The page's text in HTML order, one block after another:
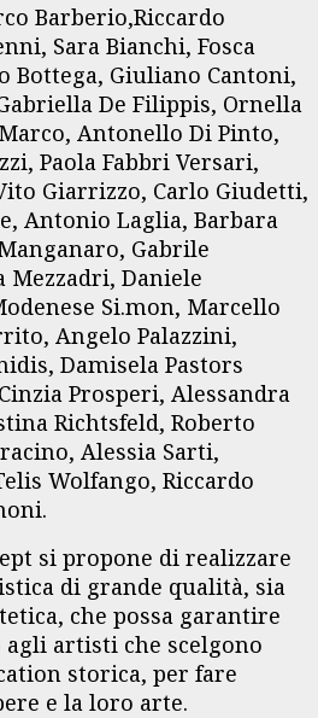
Barberio,Riccardo
Sara Bianchi, Fosca
Bottega, Giuliano Cantoni,
De Filippis, Ornella
Antonello Di Pinto,
Paola Fabbri Versari,
Giarrizzo, Carlo Giudetti,
Antonio Laglia, Barbara
Gabrile
Mezzadri, Daniele
Si.mon, Marcello
Angelo Palazzini,
Damisela Pastors
Prosperi, Alessandra
Richtsfeld, Roberto
Alessia Sarti,
Wolfango, Riccardo
si propone di realizzare
di grande qualità, sia
che possa garantire
artisti che scelgono
storica, per fare
e la loro arte.